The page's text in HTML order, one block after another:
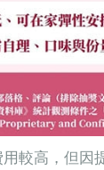
較高，但因